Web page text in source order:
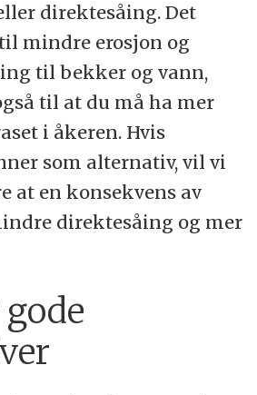
direktesåing. Det
mindre erosjon og
til bekker og vann,
til at du må ha mer
i åkeren. Hvis
som alternativ, vil vi
at en konsekvens av
direktesåing og mer